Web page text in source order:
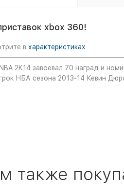
xbox 360!
в характеристиках
2K14 завоевал 70 наград и
НБА сезона 2013-14 Кевин
также